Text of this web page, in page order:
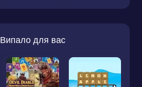
Випало для вас